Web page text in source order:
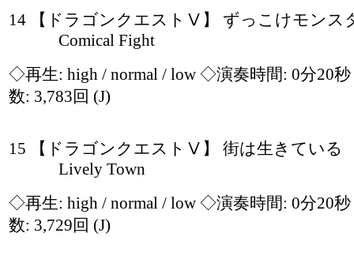
14 【ドラゴンクエストⅤ】 ずっこけモンス
Comical Fight
◇再生: high / normal / low ◇演奏時間: 0分20
数: 3,783回 (J)
15 【ドラゴンクエストⅤ】 街は生きている
Lively Town
◇再生: high / normal / low ◇演奏時間: 0分20
数: 3,729回 (J)